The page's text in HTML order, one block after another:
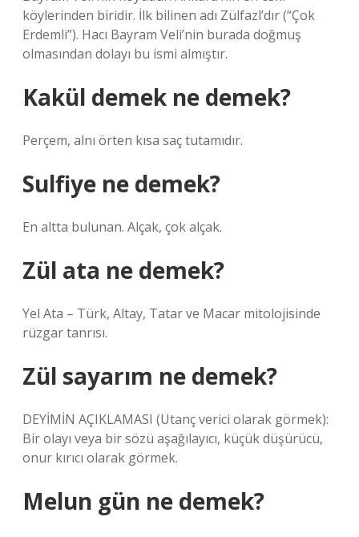
köylerinden biridir. İlk bilinen adı Zülfazl’dır (“Çok
Erdemli”). Hacı Bayram Veli’nin burada doğmuş
olmasından dolayı bu ismi almıştır.
Kakül demek ne demek?
Perçem, alnı örten kısa saç tutamıdır.
Sulfiye ne demek?
En altta bulunan. Alçak, çok alçak.
Zül ata ne demek?
Yel Ata – Türk, Altay, Tatar ve Macar mitolojisinde
rüzgar tanrısı.
Zül sayarım ne demek?
DEYİMİN AÇIKLAMASI (Utanç verici olarak görmek):
Bir olayı veya bir sözü aşağılayıcı, küçük düşürücü,
onur kırıcı olarak görmek.
Melun gün ne demek?